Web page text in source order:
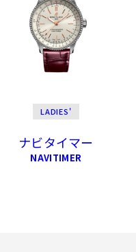
LADIES'
ナビタイマー
NAVITIMER